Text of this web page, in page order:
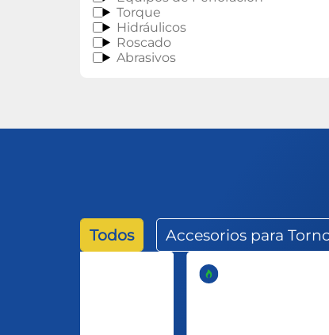
Torque
Hidráulicos
Roscado
Abrasivos
Todos Accesorios para